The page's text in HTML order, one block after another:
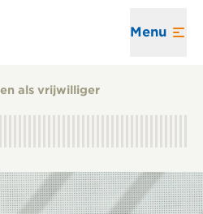
Menu
als vrijwilliger